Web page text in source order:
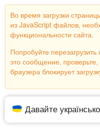
Во время загрузки
из JavaScript файлов,
функциональности сайта.
Попробуйте
это сообщение,
браузера блокирует
Давайте